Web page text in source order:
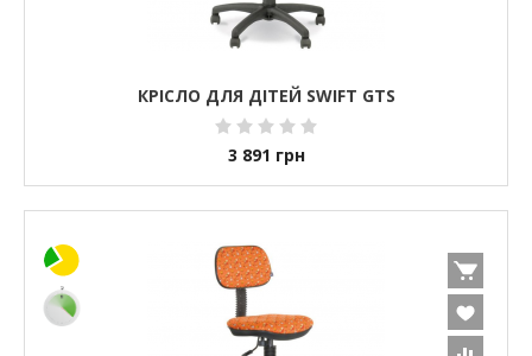
КРІСЛО ДЛЯ ДІТЕЙ SWIFT GTS
3 891 грн